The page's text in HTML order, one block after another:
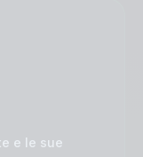
e le sue